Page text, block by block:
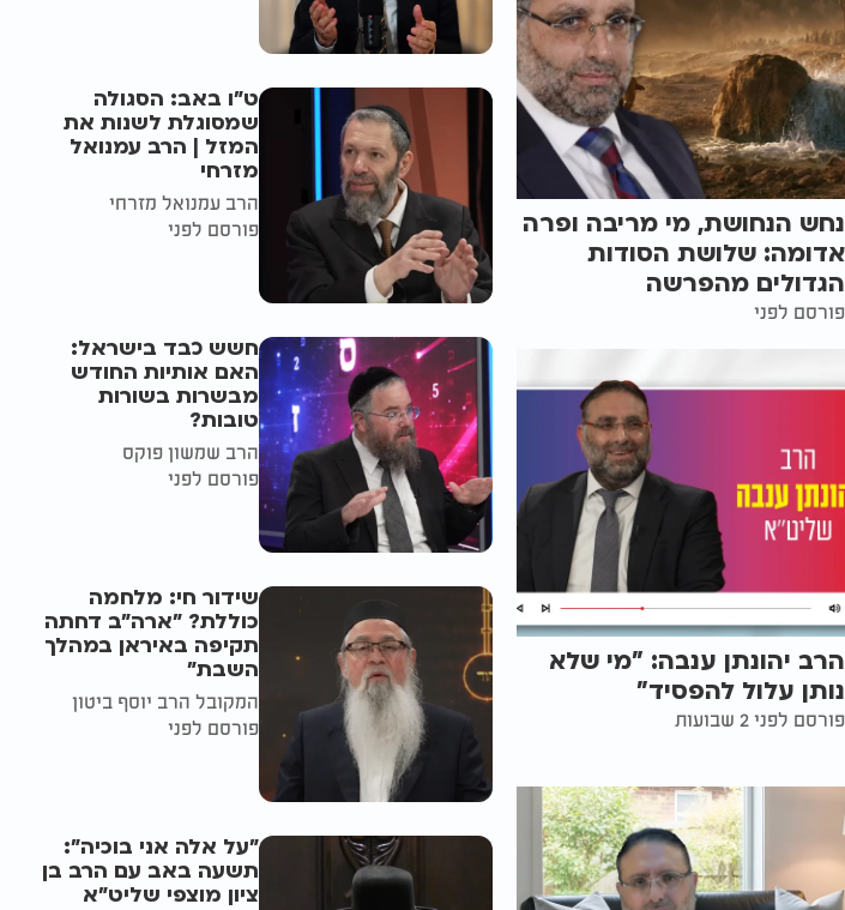
נחש הנחושת, מי מריבה ופרה
אדומה: שלושת הסודות
הגדולים מהפרשה
פורסם לפני
הרב יהונתן ענבה: "מי שלא
נותן עלול להפסיד"
פורסם לפני 2 שבועות
ט"ו באב: הסגולה
שמסוגלת לשנות את
המזל | הרב עמנואל
מזרחי
הרב עמנואל מזרחי
פורסם לפני
חשש כבד בישראל:
האם אותיות החודש
מבשרות בשורות
טובות?
הרב שמשון פוקס
פורסם לפני
שידור חי: מלחמה
כוללת? ״ארה"ב דחתה
תקיפה באיראן במהלך
השבת״
המקובל הרב יוסף ביטון
פורסם לפני
"על אלה אני בוכיה":
תשעה באב עם הרב בן
ציון מוצפי שליט"א